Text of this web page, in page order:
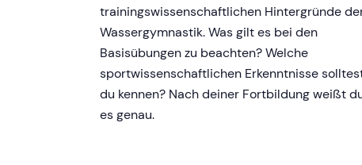
trainingswissenschaftlichen Hintergründe
Wassergymnastik. Was gilt es bei den
Basisübungen zu beachten? Welche
sportwissenschaftlichen Erkenntnisse
du kennen? Nach deiner Fortbildung weißt
es genau.